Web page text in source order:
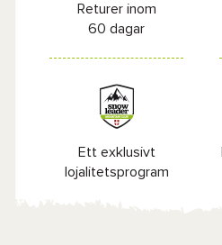
Returer inom
60 dagar
Ett exklusivt
lojalitetsprogram